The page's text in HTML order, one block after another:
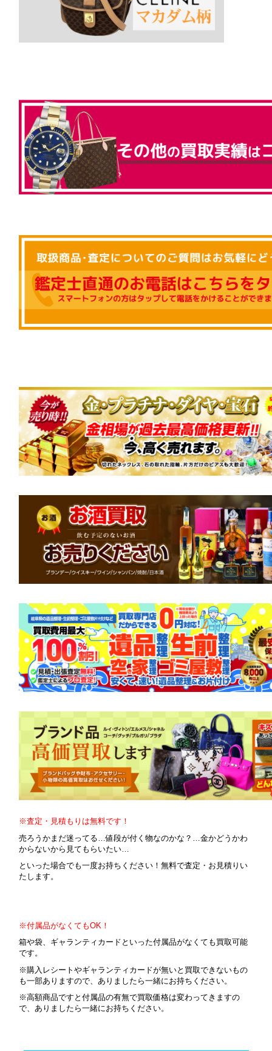
※査定・見積もりは無料です！
売ろうかまだ迷ってる…値段が付く物なのかな？…金かどうかわ
からないから見てもらいたい…
といった場合でも一度お持ちください！無料で査定・お見積りい
たします。
※付属品がなくてもOK！
箱や袋、ギャランティカードといった付属品がなくても買取可能
です。
※購入レシートやギャランティカードが無いと買取できないもの
も一部ありますので、ありましたら一緒にお持ちください。
※高額商品ですと付属品の有無で買取価格は変わってきますの
で、ありましたら一緒にお持ちください。